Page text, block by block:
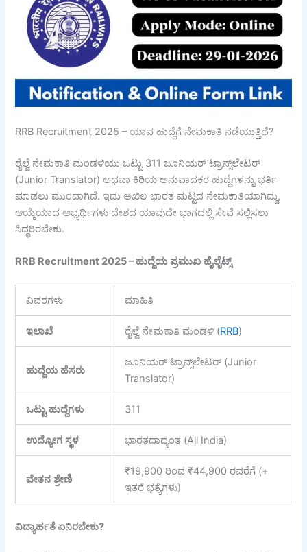
RRB Recruitment 2025 – ಯಾವ ಹುದ್ದೆಗೆ ನೇಮಕಾತಿ ನಡೆಯುತ್ತಿದೆ?
ರೈಲ್ವೆ ನೇಮಕಾತಿ ಮಂಡಳಿಯು ಒಟ್ಟು 311 ಜೂನಿಯರ್ ಟ್ರಾನ್ಸ್‌ಲೇಟರ್
(Junior Translator) ಅಥವಾ ಕಿರಿಯ ಅನುವಾದಕರ ಹುದ್ದೆಗಳನ್ನು ಭರ್ತಿ
ಮಾಡಲು ಮುಂದಾಗಿದೆ. ಇದು ಅಖಿಲ ಭಾರತ ಮಟ್ಟದ ನೇಮಕಾತಿಯಾಗಿದ್ದು,
ಆಯ್ಕೆಯಾದ ಅಭ್ಯರ್ಥಿಗಳು ದೇಶದ ಯಾವುದೇ ಭಾಗದಲ್ಲಿ ಸೇವೆ ಸಲ್ಲಿಸಲು
ಸಿದ್ಧರಿರಬೇಕು.
RRB Recruitment 2025 – ಹುದ್ದೆಯ ಪ್ರಮುಖ ಹೈಲೈಟ್ಸ್
ವಿವರಗಳು ಮಾಹಿತಿ
ಇಲಾಖೆ ರೈಲ್ವೆ ನೇಮಕಾತಿ ಮಂಡಳಿ (RRB)
ಹುದ್ದೆಯ ಹೆಸರು
ಜೂನಿಯರ್ ಟ್ರಾನ್ಸ್‌ಲೇಟರ್ (Junior
Translator)
ಒಟ್ಟು ಹುದ್ದೆಗಳು 311
ಉದ್ಯೋಗ ಸ್ಥಳ ಭಾರತದಾದ್ಯಂತ (All India)
ವೇತನ ಶ್ರೇಣಿ
₹19,900 ರಿಂದ ₹44,900 ರವರೆಗೆ (+
ಇತರೆ ಭತ್ಯೆಗಳು)
ವಿದ್ಯಾರ್ಹತೆಏನಿರಬೇಕು?